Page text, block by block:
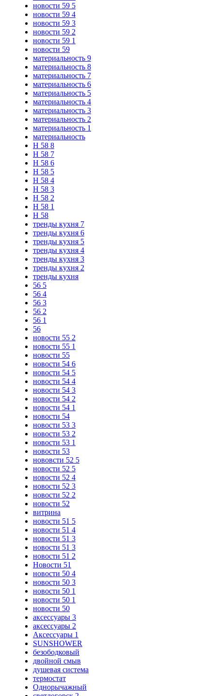
новости 59 5
новости 59 4
новости 59 3
новости 59 2
новости 59 1
новости 59
материальность 9
материальность 8
материальность 7
материальность 6
материальность 5
материальность 4
материальность 3
материальность 2
материальность 1
материальность
Н 58 8
Н 58 7
Н 58 6
Н 58 5
Н 58 4
Н 58 3
Н 58 2
Н 58 1
Н 58
тренды кухня 7
тренды кухня 6
тренды кухня 5
тренды кухня 4
тренды кухня 3
тренды кухня 2
тренды кухня
56 5
56 4
56 3
56 2
56 1
56
новости 55 2
новости 55 1
новости 55
новости 54 6
новости 54 5
новости 54 4
новости 54 3
новости 54 2
новости 54 1
новости 54
новости 53 3
новости 53 2
новости 53 1
новости 53
нововсти 52 5
новости 52 5
новости 52 4
новости 52 3
новости 52 2
новости 52
витрина
новости 51 5
новости 51 4
новости 51 3
новости 51 3
новости 51 2
Новости 51
новости 50 4
новости 50 3
новости 50 1
новости 50 1
новости 50
аксессуары 3
аксессуары 2
Аксессуары 1
SUNSHOWER
безободковый
двойной смыв
душевая система
термостат
Однорычажный